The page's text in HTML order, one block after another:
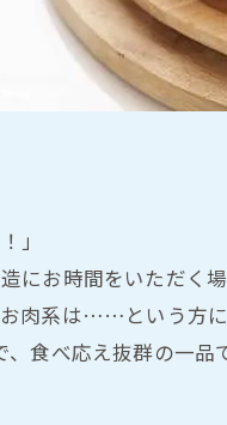
」
にお時間をいただく
肉系は……という方に
食べ応え抜群の一品